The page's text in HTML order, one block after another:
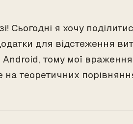
Сьогодні я хочу
для відстеження
Android, тому мої
на теоретичних